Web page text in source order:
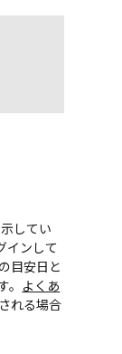
してい
インして
目安日と
よくあ
れる場合